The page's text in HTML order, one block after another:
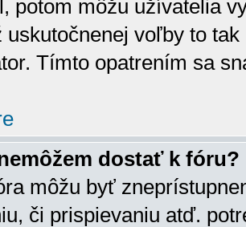
potom môžu užívatelia
uskutočnenej voľby to
Tímto opatrením sa
dostať k fóru?
môžu byť
či prispievaniu atď.